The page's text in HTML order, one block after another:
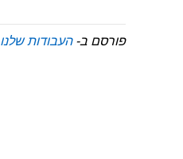
פורסם ב-העבודות שלנו